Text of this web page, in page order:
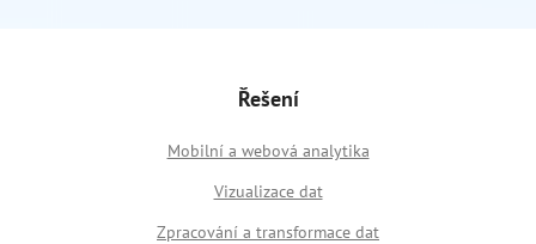
Řešení
Mobilní a webová analytika
Vizualizace dat
Zpracování a transformace dat